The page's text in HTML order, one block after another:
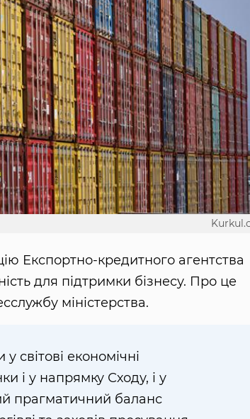
Експортно-кредитного агентства
для підтримки бізнесу. Про це
міністерства.
світові економічні
і у напрямку Сходу, і у
прагматичний баланс